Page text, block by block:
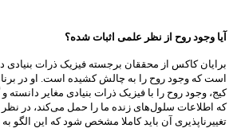
آیا وجود روح از نظر علمی اثبات شده؟
برایان کاکس از محققان برجسته فیزیک ذرات بنیادی
است که وجود روح را به چالش کشیده است. او در
کیج، وجود روح را با فیزیک ذرات بنیادی مغایر دانسته و
که اطلاعات سلول‌های زنده ما را حمل می‌کند، در
تغییرناپذیری آن باید کاملا مشخص شود که این الگو